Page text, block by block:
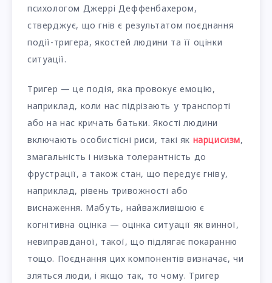
психологом Джеррі Деффенбахером,
стверджує, що гнів є результатом поєднання
події-тригера, якостей людини та її оцінки
ситуації.
Тригер — це подія, яка провокує емоцію,
наприклад, коли нас підрізають у транспорті
або на нас кричать батьки. Якості людини
включають особистісні риси, такі як нарцисизм,
змагальність і низька толерантність до
фрустрації, а також стан, що передує гніву,
наприклад, рівень тривожності або
виснаження. Мабуть, найважливішою є
когнітивна оцінка — оцінка ситуації як винної,
невиправданої, такої, що підлягає покаранню
тощо. Поєднання цих компонентів визначає, чи
зляться люди, і якщо так, то чому. Тригер